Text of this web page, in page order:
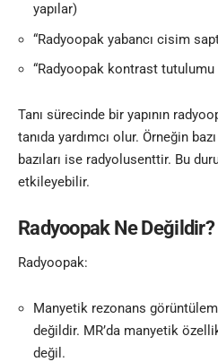
yapılar)
“Radyoopak yabancı cisim
“Radyoopak kontrast tutulumu
Tanı sürecinde bir yapının
tanıda yardımcı olur. Örneğin
bazıları ise radyolusenttir. Bu
etkileyebilir.
Radyoopak Ne Değildir?
Radyoopak:
Manyetik rezonans
değildir. MR’da manyetik
değil.